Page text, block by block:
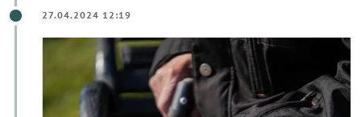
27.04.2024 12:19